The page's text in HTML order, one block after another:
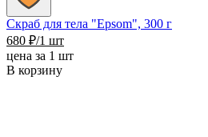
Скраб для тела "Epsom", 300 г
680 ₽/1 шт
цена за 1 шт
В корзину